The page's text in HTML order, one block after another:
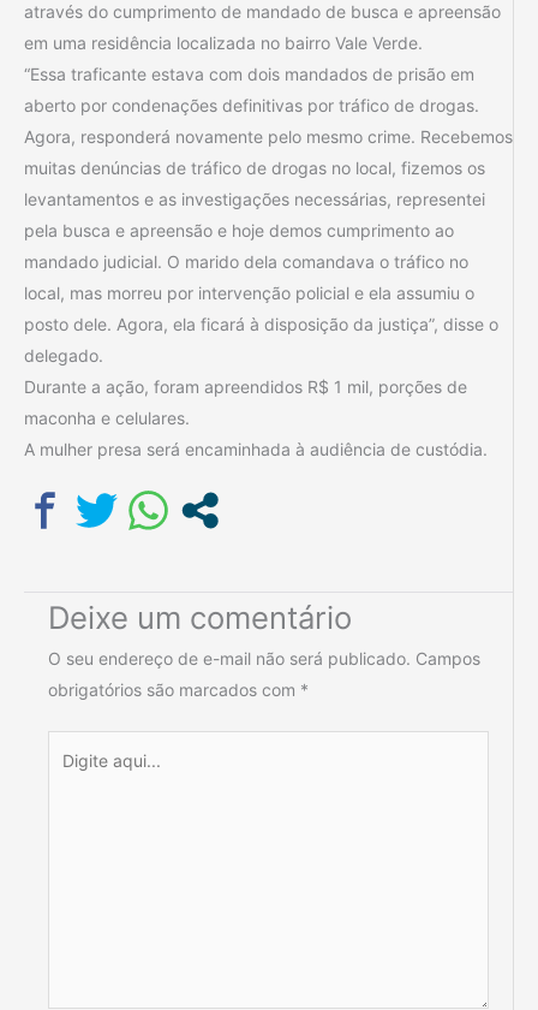
através do cumprimento de mandado de busca e apreensão
em uma residência localizada no bairro Vale Verde.
“Essa traficante estava com dois mandados de prisão em
aberto por condenações definitivas por tráfico de drogas.
Agora, responderá novamente pelo mesmo crime. Recebemos
muitas denúncias de tráfico de drogas no local, fizemos os
levantamentos e as investigações necessárias, representei
pela busca e apreensão e hoje demos cumprimento ao
mandado judicial. O marido dela comandava o tráfico no
local, mas morreu por intervenção policial e ela assumiu o
posto dele. Agora, ela ficará à disposição da justiça”, disse o
delegado.
Durante a ação, foram apreendidos R$ 1 mil, porções de
maconha e celulares.
A mulher presa será encaminhada à audiência de custódia.
Deixe um comentário
O seu endereço de e-mail não será publicado. Campos
obrigatórios são marcados com *
aqui...